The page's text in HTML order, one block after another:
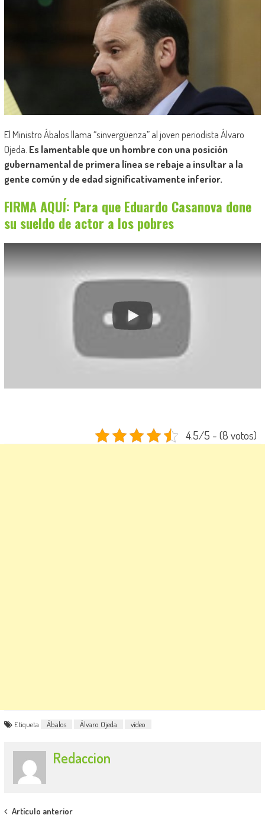
El Ministro Ábalos llama “sinvergüenza” al joven periodista Álvaro
Ojeda. Es lamentable que un hombre con una posición
gubernamental de primera línea se rebaje a insultar a la
gente común y de edad significativamente inferior.
FIRMA AQUÍ: Para que Eduardo Casanova done
su sueldo de actor a los pobres
4.5/5 - (8 votos)
Etiqueta Ábalos Álvaro Ojeda vídeo
Redaccion
Artículo anterior